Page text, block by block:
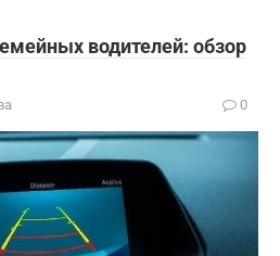
водителей: обзор
0